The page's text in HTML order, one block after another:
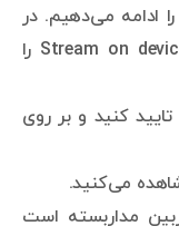
ادامه می‌دهیم. در
پایین صفحه تیک گزینه Stream on device boot را
کنید و بر روی
مداربسته است